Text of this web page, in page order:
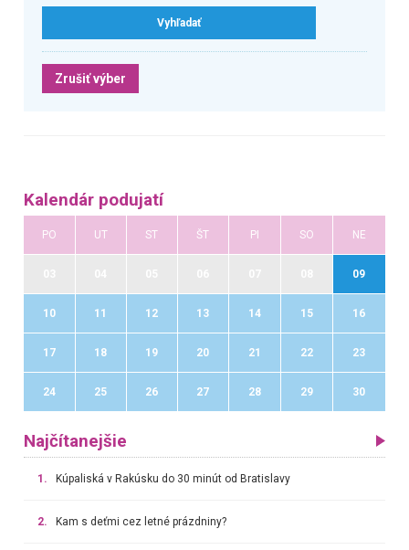
Zrušiť výber
Kalendár podujatí
PO UT ST ŠT PI SO NE
09
10 11 12 13 14 15 16
17 18 19 20 21 22 23
24 25 26 27 28 29 30
Najčítanejšie
1. Kúpaliská v Rakúsku do 30 minút od Bratislavy
2. Kam s deťmi cez letné prázdniny?